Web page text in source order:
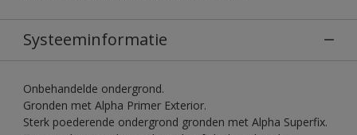
Systeeminformatie
Onbehandelde ondergrond.
Gronden met Alpha Primer Exterior.
Sterk poederende ondergrond gronden met Alpha Superfix.